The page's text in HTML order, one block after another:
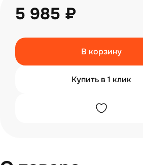
5 985 ₽
В корзину
Купить в 1 клик